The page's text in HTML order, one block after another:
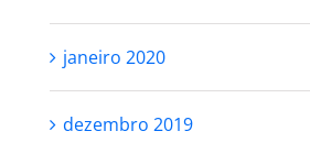
janeiro 2020
dezembro 2019